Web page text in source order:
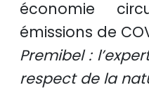
économie
émissions de
Premibel :
respect de la